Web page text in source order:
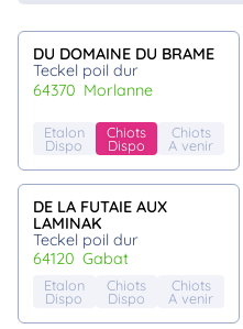
DU DOMAINE DU BRAME
Teckel poil dur
64370
morlanne
Etalon
Dispo
Chiots
Dispo
Chiots
A venir
DE LA FUTAIE AUX
LAMINAK
Teckel poil dur
64120
gabat
Etalon
Dispo
Chiots
Dispo
Chiots
A venir